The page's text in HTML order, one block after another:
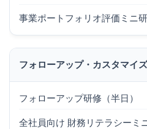
事業ポートフォリオ評価ミニ
フォローアップ・カスタマイ
フォローアップ研修（半日）
全社員向け 財務リテラシーミ